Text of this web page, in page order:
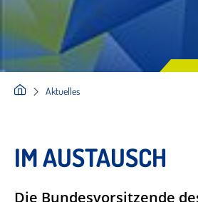
Aktuelles
IM AUSTAUSCH
Die Bundesvorsitzende